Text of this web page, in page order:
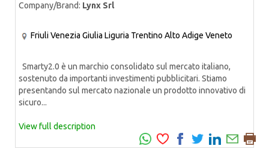
Company/Brand: Lynx Srl
Friuli Venezia Giulia Liguria Trentino Alto Adige Veneto
Smarty2.0 è un marchio consolidato sul mercato italiano,
sostenuto da importanti investimenti pubblicitari. Stiamo
presentando sul mercato nazionale un prodotto innovativo di
sicuro...
View full description